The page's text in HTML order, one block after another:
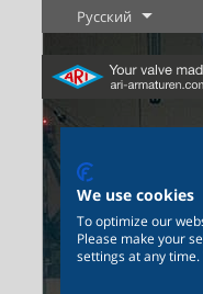
Русский
Новые
We use cookies
To optimize our
Please make your
settings at any